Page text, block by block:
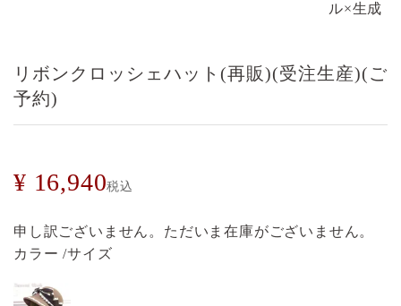
ル×生成
リボンクロッシェハット(再販)(受注生産)(ご
予約)
¥ 16,940税込
申し訳ございません。ただいま在庫がございません。
カラー
サイズ